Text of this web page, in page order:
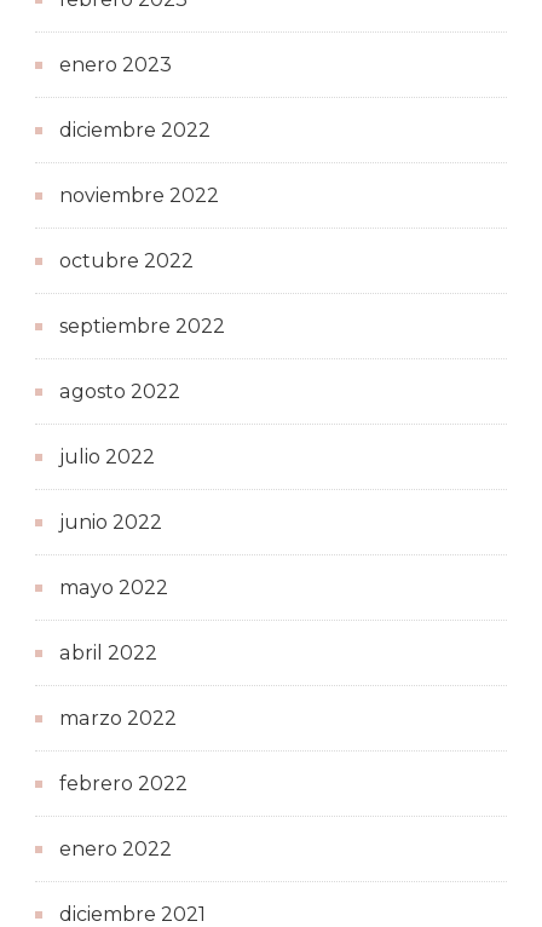
enero 2023
diciembre 2022
noviembre 2022
octubre 2022
septiembre 2022
agosto 2022
julio 2022
junio 2022
mayo 2022
abril 2022
marzo 2022
febrero 2022
enero 2022
diciembre 2021